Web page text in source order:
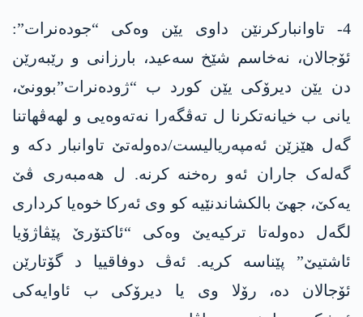
4- تاوانبارکرنێن داوی یێن وەکی “جودەنرات”:
ئۆجالان، نەخاسم شێخ سەعید، بارزانی و رێبەرێن
دن یێن دیرۆکی یێن کورد ب “ژودەنرات”بوونێ،
یانی ب خیانەتکرنا ل تەڤگەرا نەتەوەیی و لھەڤھاتنا
گەل ھێزێن ئەمپەریالیست/دەولەتێ تاوانبار دکە و
گەلەک جاران ئەو رەخنە کرنە. ل ھەمبەری ڤێ
یەکێ، جھێ بالکشاندنێیە کو وی ئەرکا خوەیا کرداری
لگەل دەولەتا ترکیەیێ وەکی “ئاکتۆرێ پێڤاژۆیا
ئاشتیێ” پێناسە کریە. ئەڤ دوفاقییا د گۆتارێن
ئۆجالان دە، رۆلا وی یا دیرۆکی ب ئاوایەکی